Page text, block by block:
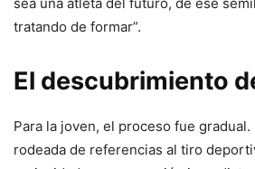
tratando de formar”.
El descubrimiento
Para la joven, el proceso fue
rodeada de referencias al tiro